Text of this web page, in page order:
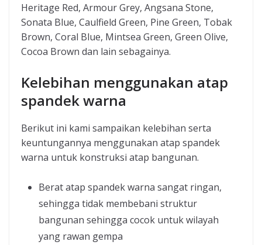
Heritage Red, Armour Grey, Angsana Stone,
Sonata Blue, Caulfield Green, Pine Green, Tobak
Brown, Coral Blue, Mintsea Green, Green Olive,
Cocoa Brown dan lain sebagainya.
Kelebihan menggunakan atap
spandek warna
Berikut ini kami sampaikan kelebihan serta
keuntungannya menggunakan atap spandek
warna untuk konstruksi atap bangunan.
Berat atap spandek warna sangat ringan,
sehingga tidak membebani struktur
bangunan sehingga cocok untuk wilayah
yang rawan gempa